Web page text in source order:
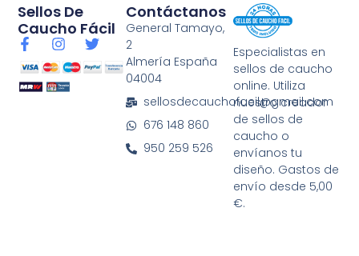
Especialistas en
sellos de caucho
online. Utiliza
nuestro creador
de sellos de
caucho o
envíanos tu
diseño. Gastos de
envío desde 5,00
€.
Contáctanos
General Tamayo,
2
Almería España
04004
sellosdecauchofacil@gmail.com
676 148 860
950 259 526
Sellos De
Caucho Fácil
F
c
e
I
s
t
T
i